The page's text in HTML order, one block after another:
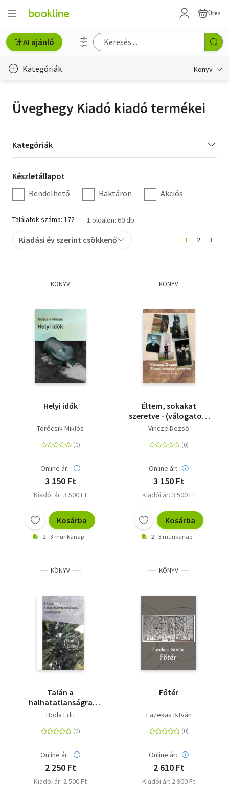
Üres
AI ajánló
Kategóriák Könyv
Erotika
Hobbi, szabadidő
Irodalom
Művészet
Szakkönyv
Szótár, nyelvkönyv
Történelem
Üveghegy Kiadó kiadó termékei
Kategória
szűrés
Kategóriák
Készletállapot
szűrés
Készletállapot
Rendelhető
Raktáron Akciós
Találatok száma: 172 1 oldalon: 60 db
Kiadási év szerint csökkenő 1 2 3
KÖNYV
Helyi idők
Törőcsik Miklós
Online ár:
3 150 Ft
Kiadói ár: 3 500 Ft
Kosárba
2 - 3 munkanap
KÖNYV
Éltem, sokakat
szeretve - (válogatott
művek)
Vincze Dezső
Online ár:
3 150 Ft
Kiadói ár: 3 500 Ft
Kosárba
2 - 3 munkanap
KÖNYV
Talán a
halhatatlanságra
gondolok
Boda Edit
Online ár:
2 250 Ft
Kiadói ár: 2 500 Ft
KÖNYV
Főtér
Fazekas István
Online ár:
2 610 Ft
Kiadói ár: 2 900 Ft